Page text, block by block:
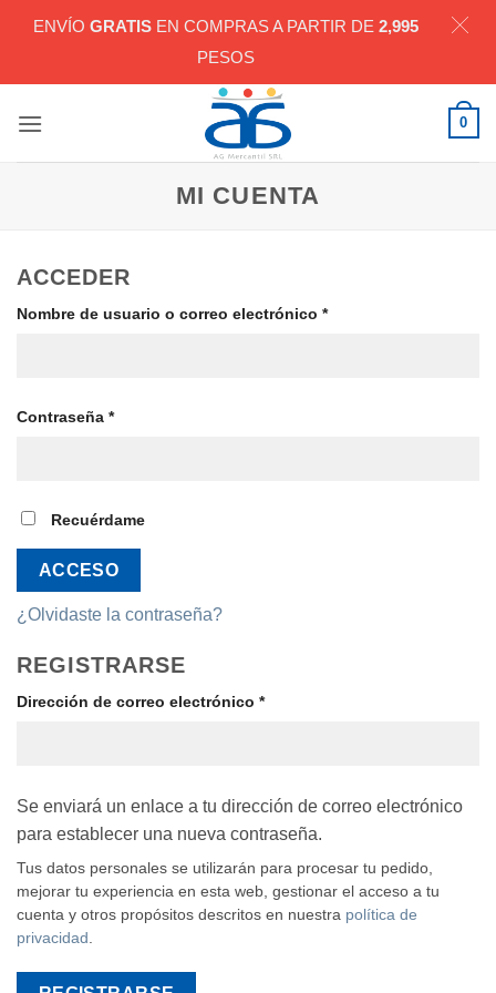
0
MI CUENTA
ACCEDER
Nombre de usuario o correo electrónico *Obligatorio
Contraseña *Obligatorio
Recuérdame
ACCESO
¿Olvidaste la contraseña?
REGISTRARSE
Dirección de correo electrónico *Obligatorio
Se enviará un enlace a tu dirección de correo electrónico
para establecer una nueva contraseña.
Tus datos personales se utilizarán para procesar tu pedido,
mejorar tu experiencia en esta web, gestionar el acceso a tu
cuenta y otros propósitos descritos en nuestra política de
privacidad
ENVÍO GRATIS EN COMPRAS A PARTIR DE 2,995
PESOS